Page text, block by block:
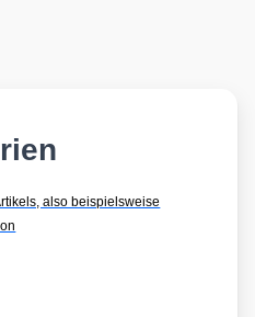
also beispielsweise